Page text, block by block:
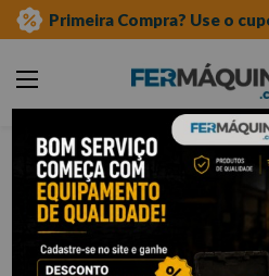
Primeira Compra? Use o
ferramentas